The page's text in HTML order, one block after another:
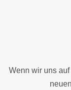
Wenn wir uns